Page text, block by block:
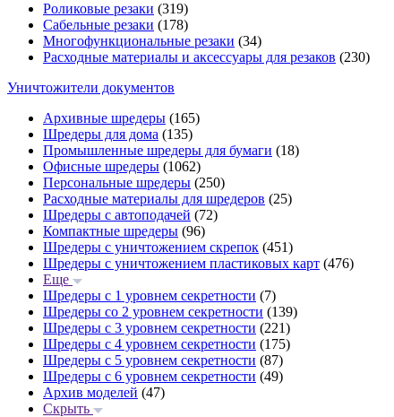
Роликовые резаки (319)
Сабельные резаки (178)
Многофункциональные резаки (34)
Расходные материалы и аксессуары для резаков (230)
Уничтожители документов
Архивные шредеры (165)
Шредеры для дома (135)
Промышленные шредеры для бумаги (18)
Офисные шредеры (1062)
Персональные шредеры (250)
Расходные материалы для шредеров (25)
Шредеры с автоподачей (72)
Компактные шредеры (96)
Шредеры с уничтожением скрепок (451)
Шредеры с уничтожением пластиковых карт (476)
Еще
Шредеры с 1 уровнем секретности (7)
Шредеры со 2 уровнем секретности (139)
Шредеры с 3 уровнем секретности (221)
Шредеры с 4 уровнем секретности (175)
Шредеры с 5 уровнем секретности (87)
Шредеры с 6 уровнем секретности (49)
Архив моделей (47)
Скрыть